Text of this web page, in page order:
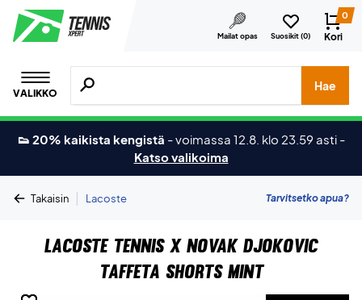
Mailat opas Suosikit (0)
0
Kori
VALIKKO
Hae tuotteita, merkkejä jne.
Hae
👟 20% kaikista kengistä -voimassa 12.8. klo 23.59 asti -
Katso valikoima
Takaisin | Lacoste Tarvitsetko apua?
Lacoste Tennis x Novak Djokovic
Taffeta Shorts Mint